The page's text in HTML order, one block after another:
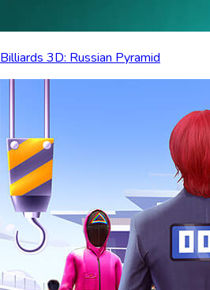
Billiards 3D: Russian Pyramid